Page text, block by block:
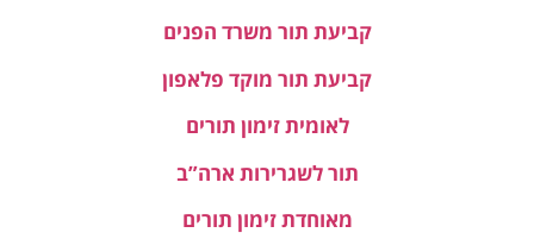
קביעת תור משרד הפנים
קביעת תור מוקד פלאפון
לאומית זימון תורים
תור לשגרירות ארה”ב
מאוחדת זימון תורים